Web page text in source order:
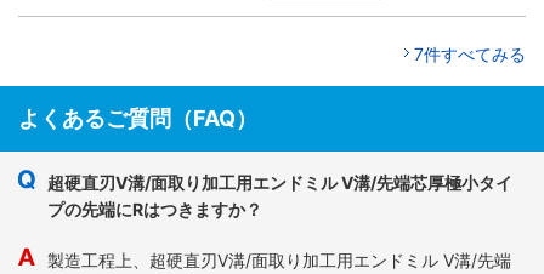
7件すべてみる
よくあるご質問（FAQ）
超硬直刃V溝/面取り加工用エンドミル V溝/先端芯厚極小タイ
プの先端にRはつきますか？
製造工程上、超硬直刃V溝/面取り加工用エンドミル V溝/先端